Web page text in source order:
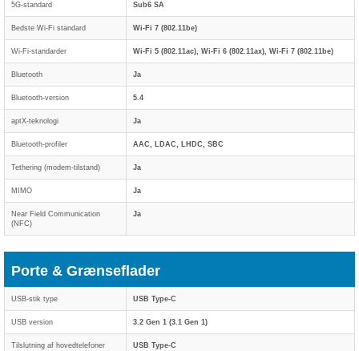
5G-standard Sub6 SA
Bedste Wi-Fi standard Wi-Fi 7 (802.11be)
Wi-Fi-standarder Wi-Fi 5 (802.11ac), Wi-Fi 6 (802.11ax), Wi-Fi 7 (802.11be)
Bluetooth Ja
Bluetooth-version 5.4
aptX-teknologi Ja
Bluetooth-profiler AAC, LDAC, LHDC, SBC
Tethering (modem-tilstand) Ja
MIMO Ja
Near Field Communication
(NFC)
Ja
Porte & Grænseflader
USB-stik type USB Type-C
USB version 3.2 Gen 1 (3.1 Gen 1)
Tilslutning af hovedtelefoner USB Type-C